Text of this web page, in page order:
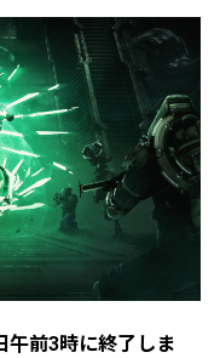
午前3時に終了しま